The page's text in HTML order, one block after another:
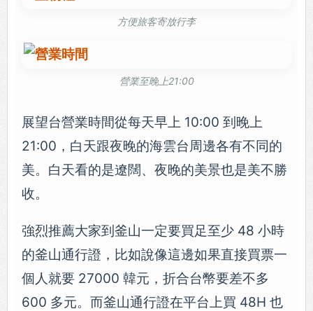
方便旅客寄放行李
營業至晚上21:00
展望台營業時間從每天早上 10:00 到晚上
21:00，白天跟夜晚的海雲台周邊各有不同的
美。白天看的是遼闊、夜晚的美景也是美不勝
收。
強烈推薦大家到釜山一定要買足至少 48 小時
的釜山通行證，比如說像這邊如果直接買票一
個人就要 27000 韓元，折合台幣要差不多
600 多元。而釜山通行證在平台上買 48H 也